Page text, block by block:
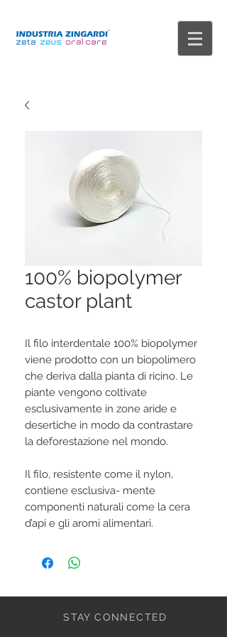
100% biopolymer
castor plant
Il filo interdentale 100% biopolymer
viene prodotto con un biopolimero
che deriva dalla pianta di ricino. Le
piante vengono coltivate
esclusivamente in zone aride e
desertiche in modo da contrastare
la deforestazione nel mondo.
Il filo, resistente come il nylon,
contiene esclusiva- mente
componenti naturali come la cera
d’api e gli aromi alimentari.
STAY CONNECTED